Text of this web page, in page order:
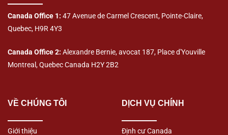
Canada Office 1: 47 Avenue de Carmel Crescent, Pointe-Claire,
Quebec, H9R 4Y3
Canada Office 2: Alexandre Bernie, avocat 187, Place d'Youville
Montreal, Quebec Canada H2Y 2B2
VỀ CHÚNG TÔI
Giới thiệu
DỊCH VỤ CHÍNH
Định cư Canada